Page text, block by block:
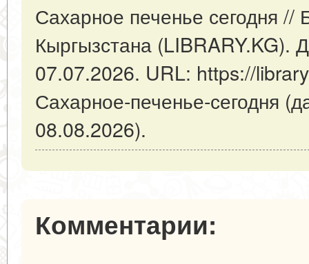
Сахарное печенье сегодня //
Кыргызстана (LIBRARY.KG).
07.07.2026. URL: https://
Сахарное-печенье-сегодня
08.08.2026).
Комментарии: